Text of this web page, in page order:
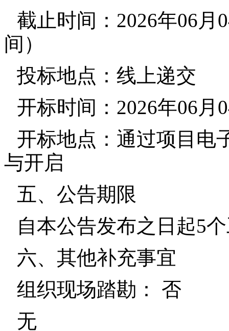
截止时间：2026年06月
间）
投标地点：线上递交
开标时间：2026年06月
开标地点：通过项目电
与开启
五、公告期限
自本公告发布之日起5
六、其他补充事宜
组织现场踏勘： 否
无